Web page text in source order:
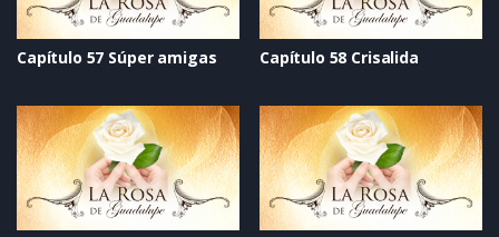
Capítulo 57 Súper amigas Capítulo 58 Crisalida